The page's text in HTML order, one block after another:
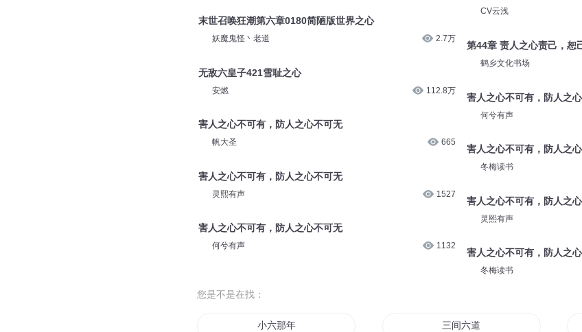
末世召唤狂潮第六章0180简陋版世界之心
妖魔鬼怪丶老道 2.7万
无敌六皇子421雪耻之心
安燃 112.8万
害人之心不可有，防人之心不可无
帆大圣 665
害人之心不可有，防人之心不可无
灵熙有声 1527
害人之心不可有，防人之心不可无
何兮有声 1132
CV云浅
第44章 责人之心责己，恕
鹤乡文化书场
害人之心不可有，防人之
何兮有声
害人之心不可有，防人之
冬梅读书
害人之心不可有，防人之
灵熙有声
害人之心不可有，防人之
冬梅读书
您是不是在找：
小六那年 三间六道